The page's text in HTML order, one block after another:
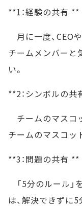
**1：経験の共有 **
月に一度、CEO
チームメンバーと
い。
**2：シンボルの共
チームのマスコ
チームのマスコッ
**3：問題の共有 **
「5分のルール」
は、解決できずに